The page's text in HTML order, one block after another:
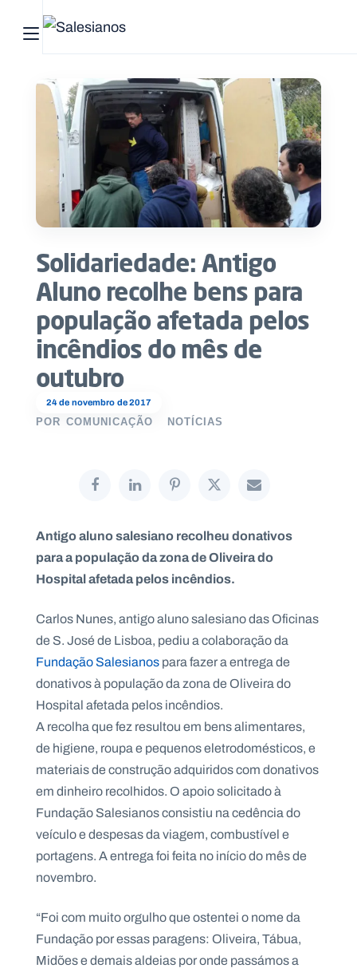
Abrir menu principal
24 de novembro de 2017
Solidariedade: Antigo
Aluno recolhe bens para
população afetada pelos
incêndios do mês de
outubro
POR COMUNICAÇÃO NOTÍCIAS
Antigo aluno salesiano recolheu donativos
para a população da zona de Oliveira do
Hospital afetada pelos incêndios.
Carlos Nunes, antigo aluno salesiano das Oficinas
de S. José de Lisboa, pediu a colaboração da
Fundação Salesianospara fazer a entrega de
donativos à população da zona de Oliveira do
Hospital afetada pelos incêndios.
A recolha que fez resultou em bens alimentares,
de higiene, roupa e pequenos eletrodomésticos, e
materiais de construção adquiridos com donativos
em dinheiro recolhidos. O apoio solicitado à
Fundação Salesianos consistiu na cedência do
veículo e despesas da viagem, combustível e
portagens. A entrega foi feita no início do mês de
novembro.
“Foi com muito orgulho que ostentei o nome da
Fundação por essas paragens: Oliveira, Tábua,
Midões e demais aldeias por onde passámos a
Pesquisar no site
Início
Quem
somos
O
que
fazemos
Recursos
Notícias
O
A
L
S
e
s
a
n
s
.
t
g
e
n
d
C
o
n
t
a
t
N
e
w